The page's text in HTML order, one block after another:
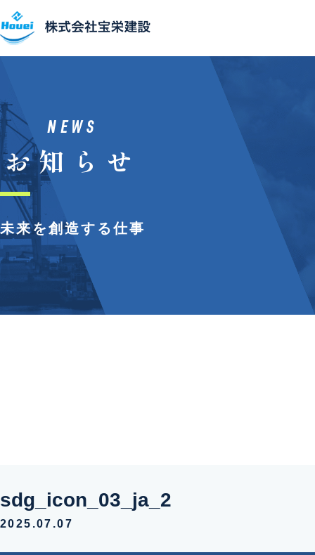
会社概要
SDGs
採⽤情報
NEWS
お知らせ
未来を創造する仕事
sdg_icon_03_ja_2
2025.07.07